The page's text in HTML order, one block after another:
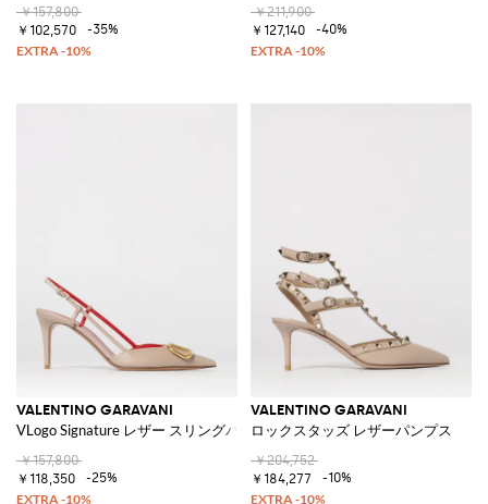
￥157,800
￥102,570
-35%
￥211,900
￥127,140
-40%
VALENTINO GARAVANI
VLogo Signature レザー スリングバック
￥157,800
￥118,350
-25%
VALENTINO GARAVANI
ロックスタッズ レザーパンプス
￥204,752
￥184,277
-10%